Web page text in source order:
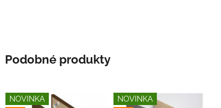
Podobné produkty
NOVINKA
NOVINKA